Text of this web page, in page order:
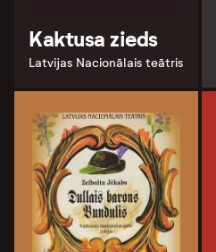
Kaktusa zieds
Latvijas Nacionālais teātris